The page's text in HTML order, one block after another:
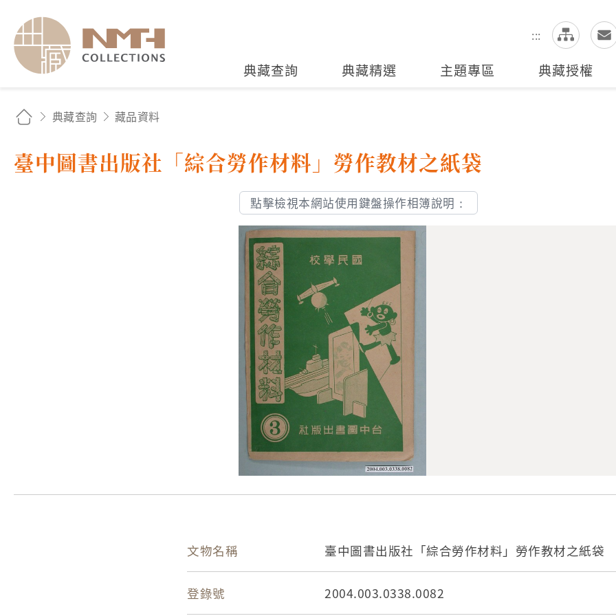
:::
全站搜尋
典藏查詢 典藏精選 主題專區 典藏授權
典藏查詢 藏品資料
臺中圖書出版社「綜合勞作材料」勞作教材之紙袋
點擊檢視本網站使用鍵盤操作相簿說明：
文物名稱 臺中圖書出版社「綜合勞作材料」勞作教材之紙袋
登錄號 2004.003.0338.0082